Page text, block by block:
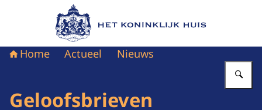
Naar de homepage van Het Koninklijk Huis
Home Actueel Nieuws
Geloofsbrieven